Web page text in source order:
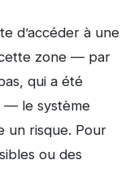
d’accéder à une
zone — par
qui a été
— le système
un risque. Pour
ou des